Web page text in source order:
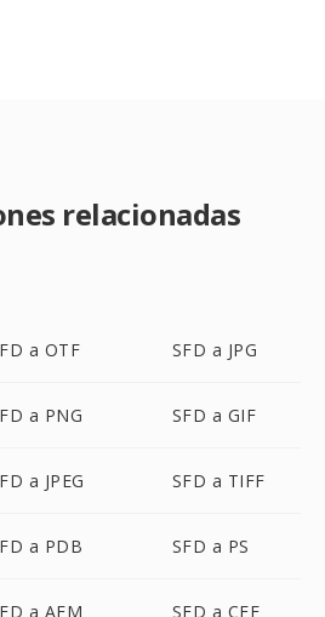
relacionadas
a OTF SFD a JPG
a PNG SFD a GIF
a JPEG SFD a TIFF
a PDB SFD a PS
a AFM SFD a CFF